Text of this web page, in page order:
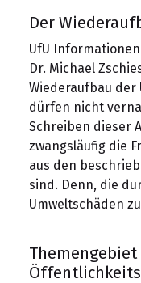
Der
UfU Informationen
Dr. Michael
Wiederaufbau der
dürfen nicht
Schreiben dieser
zwangsläufig die
aus den
sind. Denn, die
Umweltschäden
Themengebiet